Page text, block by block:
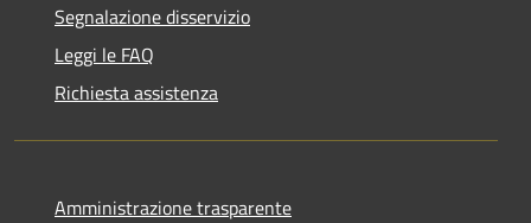
Segnalazione disservizio
Leggi le FAQ
Richiesta assistenza
Amministrazione trasparente